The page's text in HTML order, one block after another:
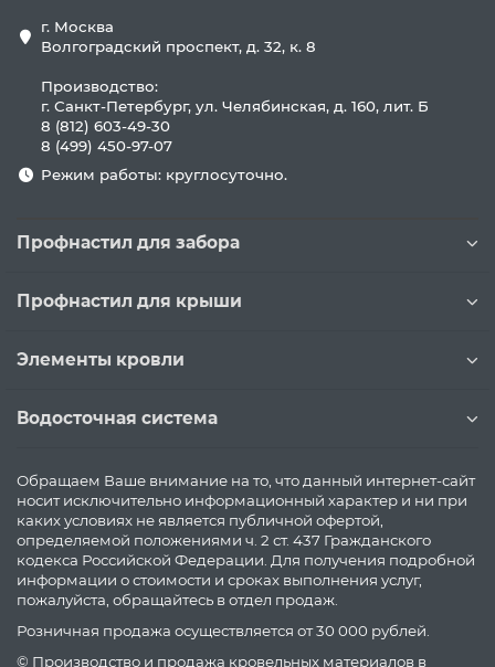
г. Москва
Волгоградский проспект, д. 32, к. 8
Производство:
г. Санкт-Петербург, ул. Челябинская, д. 160, лит. Б
8 (812) 603-49-30
8 (499) 450-97-07
Режим работы: круглосуточно.
Профнастил для забора
Профнастил для крыши
Элементы кровли
Водосточная система
Обращаем Ваше внимание на то, что данный интернет-сайт
носит исключительно информационный характер и ни при
каких условиях не является публичной офертой,
определяемой положениями ч. 2 ст. 437 Гражданского
кодекса Российской Федерации. Для получения подробной
информации о стоимости и сроках выполнения услуг,
пожалуйста, обращайтесь в отдел продаж.
Розничная продажа осуществляется от 30 000 рублей.
© Производство и продажа кровельных материалов в